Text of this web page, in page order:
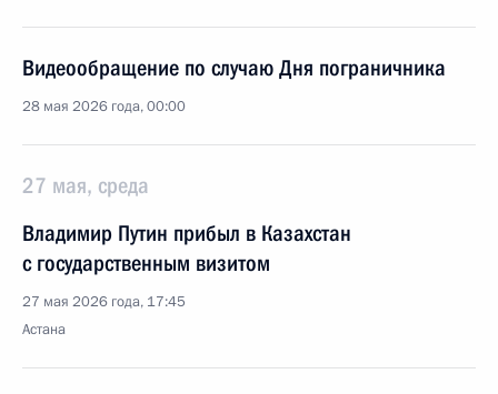
Видеообращение по случаю Дня пограничника
28 мая 2026 года, 00:00
27 мая, среда
Владимир Путин прибыл в Казахстан
с государственным визитом
27 мая 2026 года, 17:45
Астана